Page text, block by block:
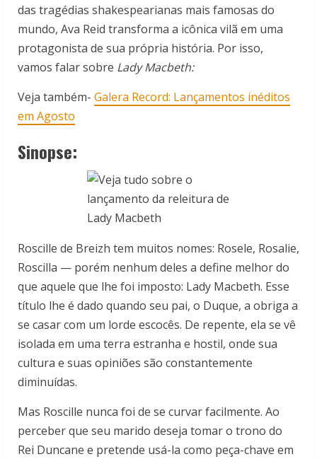
das tragédias shakespearianas mais famosas do
mundo, Ava Reid transforma a icônica vilã em uma
protagonista de sua própria história. Por isso,
vamos falar sobre Lady Macbeth:
Veja também- Galera Record: Lançamentos inéditos
em Agosto
Sinopse:
Roscille de Breizh tem muitos nomes: Rosele, Rosalie,
Roscilla — porém nenhum deles a define melhor do
que aquele que lhe foi imposto: Lady Macbeth. Esse
título lhe é dado quando seu pai, o Duque, a obriga a
se casar com um lorde escocês. De repente, ela se vê
isolada em uma terra estranha e hostil, onde sua
cultura e suas opiniões são constantemente
diminuídas.
Mas Roscille nunca foi de se curvar facilmente. Ao
perceber que seu marido deseja tomar o trono do
Rei Duncane e pretende usá-la como peça-chave em